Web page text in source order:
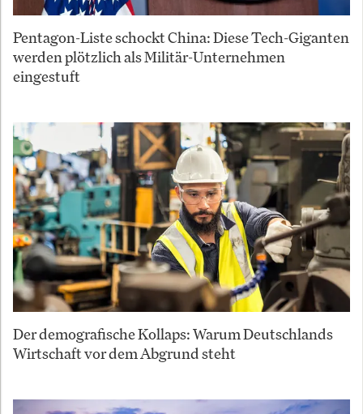
Pentagon-Liste schockt China: Diese Tech-Giganten
werden plötzlich als Militär-Unternehmen
eingestuft
Der demografische Kollaps: Warum Deutschlands
Wirtschaft vor dem Abgrund steht